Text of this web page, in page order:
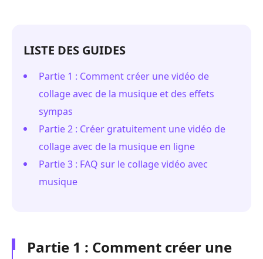
LISTE DES GUIDES
Partie 1 : Comment créer une vidéo de
collage avec de la musique et des effets
sympas
Partie 2 : Créer gratuitement une vidéo de
collage avec de la musique en ligne
Partie 3 : FAQ sur le collage vidéo avec
musique
Partie 1 : Comment créer une